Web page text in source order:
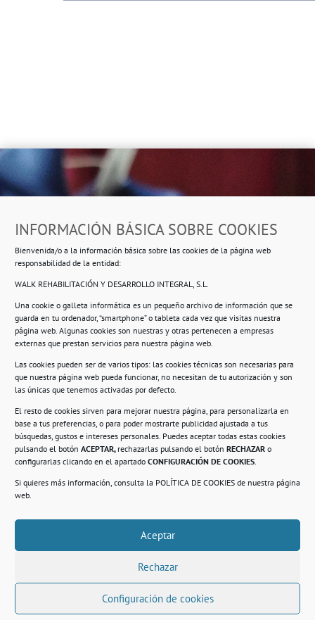
INFORMACIÓN BÁSICA SOBRE COOKIES
Bienvenida/o a la información básica sobre las cookies de la página web
responsabilidad de la entidad:
WALK REHABILITACIÓN Y DESARROLLO INTEGRAL, S.L.
Una cookie o galleta informática es un pequeño archivo de información que se
guarda en tu ordenador, “smartphone” o tableta cada vez que visitas nuestra
página web. Algunas cookies son nuestras y otras pertenecen a empresas
externas que prestan servicios para nuestra página web.
Las cookies pueden ser de varios tipos: las cookies técnicas son necesarias para
que nuestra página web pueda funcionar, no necesitan de tu autorización y son
las únicas que tenemos activadas por defecto.
El resto de cookies sirven para mejorar nuestra página, para personalizarla en
base a tus preferencias, o para poder mostrarte publicidad ajustada a tus
búsquedas, gustos e intereses personales. Puedes aceptar todas estas cookies
pulsando el botón ACEPTAR, rechazarlas pulsando el botón RECHAZAR o
configurarlas clicando en el apartado CONFIGURACIÓN DE COOKIES.
Si quieres más información, consulta la POLÍTICA DE COOKIES de nuestra página
web.
Aceptar
Rechazar
Configuración de cookies
Ropero Solidario de Usera
Beasáin 25-33posterior, local 3 – 28041 Madrid
Información
Compromiso con la protección de datos
Política de Cookies.
© 2021. Realizado en el Centro de Rehabilitación